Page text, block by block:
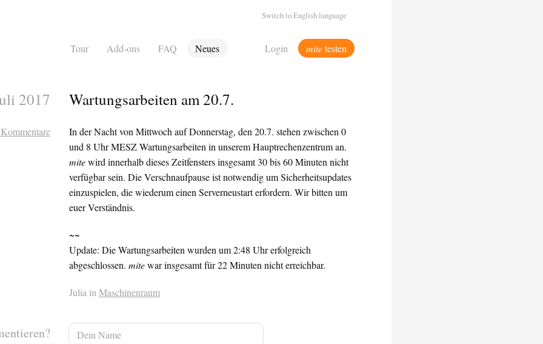
Tour Add-ons FAQ Neues Login mitetesten
Switch to English language
2017 Wartungsarbeiten am 20.7.
In der Nacht von Mittwoch auf Donnerstag, den 20.7. stehen zwischen 0
und 8 UhrMESZWartungsarbeiten in unserem Hauptrechenzentrum an.
mitewird innerhalb dieses Zeitfensters insgesamt 30 bis 60 Minuten nicht
verfügbar sein. Die Verschnaufpause ist notwendig um Sicherheitsupdates
einzuspielen, die wiederum einen Serverneustart erfordern. Wir bitten um
euer Verständnis.
~~
Update: Die Wartungsarbeiten wurden um 2:48 Uhr erfolgreich
abgeschlossen.mitewar insgesamt für 22 Minuten nicht erreichbar.
Julia inMaschinenraum